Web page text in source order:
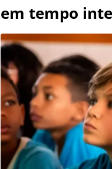
em tempo